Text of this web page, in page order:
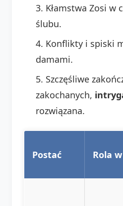
Kłamstwa Zosi w
ślubu.
Konflikty i spiski
damami.
Szczęśliwe
zakochanych,
rozwiązana.
Postać Rola